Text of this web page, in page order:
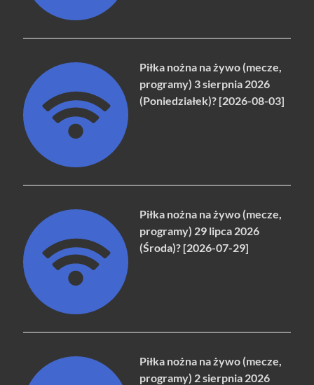
Piłka nożna na żywo (mecze,
programy) 3 sierpnia 2026
(Poniedziałek)? [2026-08-03]
Piłka nożna na żywo (mecze,
programy) 29 lipca 2026
(Środa)? [2026-07-29]
Piłka nożna na żywo (mecze,
programy) 2 sierpnia 2026